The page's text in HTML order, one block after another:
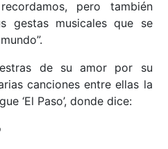
pero también
gestas musicales que se
de su amor por su
canciones entre ellas la
‘El Paso’, donde dice: